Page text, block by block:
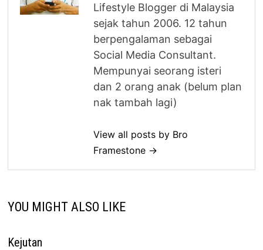
Lifestyle Blogger di Malaysia
sejak tahun 2006. 12 tahun
berpengalaman sebagai
Social Media Consultant.
Mempunyai seorang isteri
dan 2 orang anak (belum plan
nak tambah lagi)
View all posts by Bro
Framestone →
YOU MIGHT ALSO LIKE
Kejutan